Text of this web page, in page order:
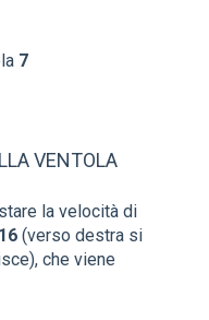
7
VENTOLA
la velocità di
16 (verso destra si
che viene